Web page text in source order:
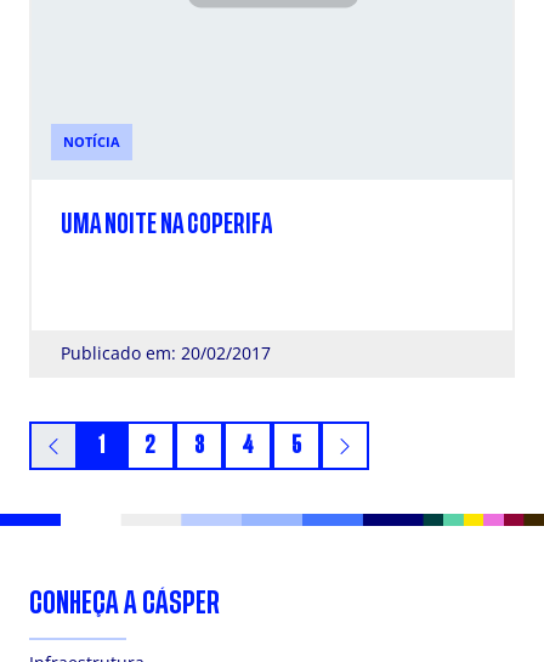
NOTÍCIA
UMA NOITE NA COPERIFA
Publicado em: 20/02/2017
1 2 3 4 5
CONHEÇA A CÁSPER